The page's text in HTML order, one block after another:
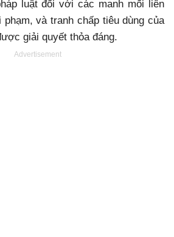
luật đối với các manh mối liên
phạm, và tranh chấp tiêu dùng của
giải quyết thỏa đáng.
Advertisement